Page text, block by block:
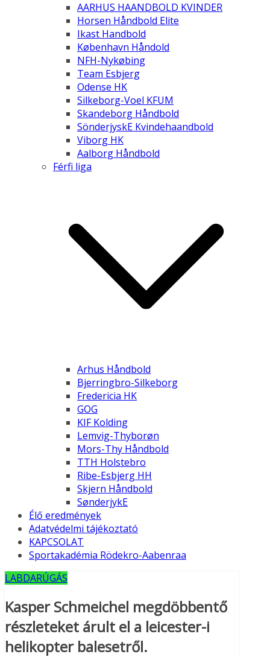
AARHUS HAANDBOLD KVINDER
Horsen Håndbold Elite
Ikast Handbold
København Håndold
NFH-Nykøbing
Team Esbjerg
Odense HK
Silkeborg-Voel KFUM
Skandeborg Håndbold
SönderjyskE Kvindehaandbold
Viborg HK
Aalborg Håndbold
Férfi liga
Arhus Håndbold
Bjerringbro-Silkeborg
Fredericia HK
GOG
KIF Kolding
Lemvig-Thyborøn
Mors-Thy Håndbold
TTH Holstebro
Ribe-Esbjerg HH
Skjern Håndbold
SønderjykE
Élő eredmények
Adatvédelmi tájékoztató
KAPCSOLAT
Sportakadémia Rödekro-Aabenraa
LABDARÚGÁS
Kasper Schmeichel megdöbbentő
részleteket árult el a leicester-i
helikopter balesetről.